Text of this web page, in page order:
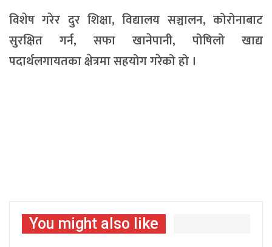
विशेष गरेर दुर शिक्षा, विद्यालय सञ्चालन, कोरोनाबाट
सुरक्षित गर्न, सफा खानेपानी, पोषिलो खाद्य
पदार्थलगायतका क्षेत्रमा सहयोग गरेको हो ।
You might also like